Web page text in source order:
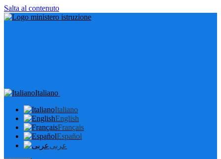
Salta al contenuto
Italiano
Italiano
English
Français
Español
عربى